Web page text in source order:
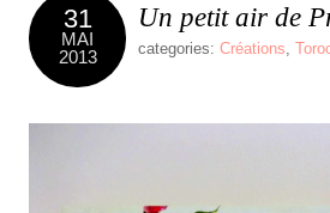
31
MAI
2013
Un petit air de
categories: Créations,